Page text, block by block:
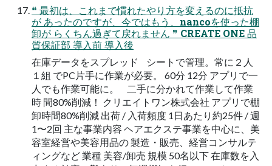
❝ 最初は、これまで慣れたやり方を変えるのに抵抗
が あったのですが、今ではもう、nancoを使った棚
卸が らくちん過ぎて戻れません ❞ CREATE ONE 品
質保証部 導入前 導入後
在庫データをスプレッド シートで管理。常に２人
１組 でPC片手に作業が必要。 60分 12分 アプリで一
人でも作業可能に。 二手に分かれて作業して作業
時 間80%削減！ クリエイトワン株式会社 アプリで棚
卸時間80%削減 出荷 / 入荷頻度 1日あたり約25件 / 週
1〜2回 主な事業内容 ヘアエクステ事業を中心に、美
容室経営や美容用品の 製造・販売、経営コンサルテ
ィングなど 業種 美容/卸売 規模 50名以下 在庫数を入